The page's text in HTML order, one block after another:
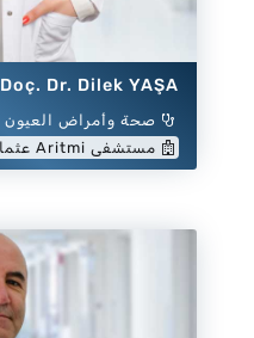
Doç. Dr. Dilek YAŞA
صحة وأمراض العيون
مستشفى Aritmi عثمان غازي الخاص